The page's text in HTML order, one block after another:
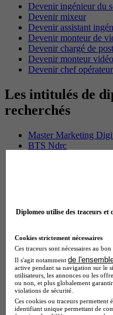
Devenir ingénieur du
Devenir mixeur
Devenir assistant
Devenir monteur de
Devenir chargé de
Devenir monteur vidéo
Devenir chef
Les intitulés de
recherchés
Master Marketing
BTS Ndrc
BTS Sio
Licence Science de l
BTS Pi
Master International
BTS Sp3s
BAC Pro Assp
BTS Gpme
Master MA
Diplomeo utilise des traceurs et
Cookies strictement nécessaires
Ces traceurs sont nécessaires au
Il s'agit notamment de
active pendant sa navigation sur le
utilisateurs, les annonces ou les
ou non, et plus globalement
violations de sécurité.
Ces cookies ou traceurs permettent
identifiant unique permettant de